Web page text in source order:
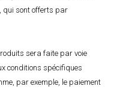
qui sont offerts par
sera faite par voie
conditions spécifiques
par exemple, le paiement